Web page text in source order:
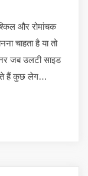
और रोमांचक
चाहता है या तो
जब उलटी साइड
हैं कुछ लेग…